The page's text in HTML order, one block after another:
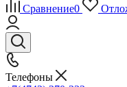
Сравнение0
Телефоны